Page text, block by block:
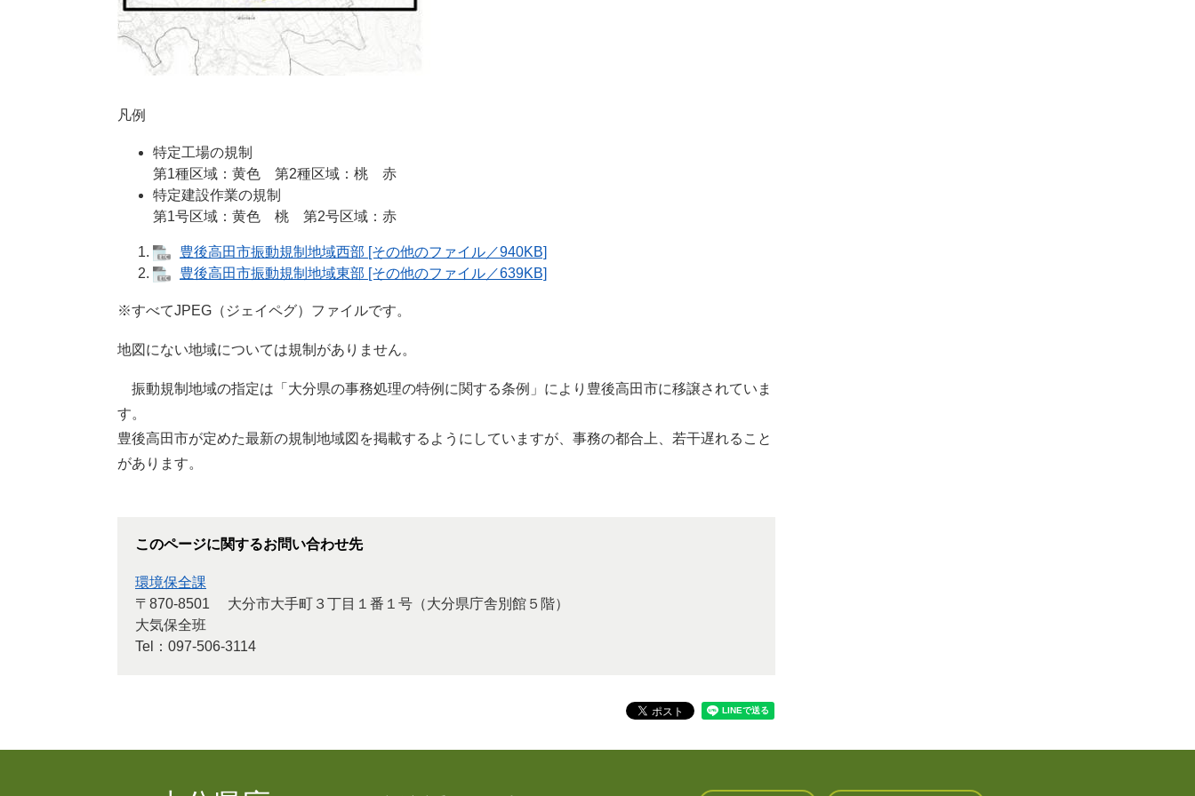
凡例
特定工場の規制
第1種区域：黄色 第2種区域：桃 赤
特定建設作業の規制
第1号区域：黄色 桃 第2号区域：赤
豊後高田市振動規制地域西部 [その他のファイル／940KB]
豊後高田市振動規制地域東部 [その他のファイル／639KB]
※すべてJPEG（ジェイペグ）ファイルです。
地図にない地域については規制がありません。
振動規制地域の指定は「大分県の事務処理の特例に関する条例」により豊後高田市に移譲されていま
す。
豊後高田市が定めた最新の規制地域図を掲載するようにしていますが、事務の都合上、若干遅れること
があります。
このページに関するお問い合わせ先
環境保全課
〒870-8501
大分市大手町３丁目１番１号（大分県庁舎別館５階）
大気保全班
Tel：097-506-3114